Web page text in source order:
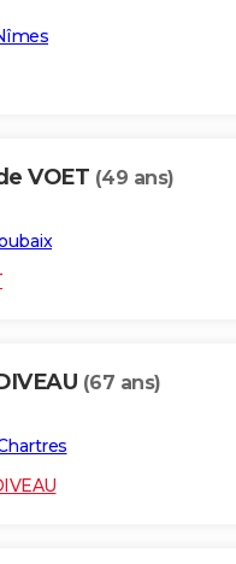
VOET (49 ans)
(67 ans)